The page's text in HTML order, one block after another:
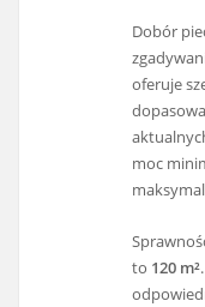
Dobór
oferuje
moc
to 120 m²